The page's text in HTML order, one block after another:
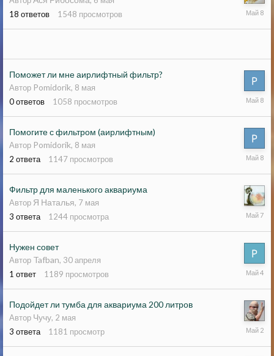
18 ответов 1548 просмотров
8
Поможет ли мне аирлифтный фильтр?
Автор Pomidorik, 8 мая
0ответов 1058 просмотров
8
Помогите с фильтром (аирлифтным)
Автор Pomidorik, 8 мая
2 ответа 1147 просмотров
8
Фильтр для маленького аквариума
Автор Я Наталья, 7 мая
3 ответа 1244 просмотра
7
Нужен совет
Автор Tafban, 30 апреля
1 ответ 1189 просмотров
4
Подойдет ли тумба для аквариума 200 литров
Автор Чучу, 2 мая
3 ответа 1181 просмотр
2